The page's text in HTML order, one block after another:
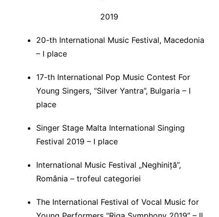
2019
20-th International Music Festival, Macedonia
– I place
17-th International Pop Music Contest For
Young Singers, “Silver Yantra”, Bulgaria – I
place
Singer Stage Malta International Singing
Festival 2019 – I place
International Music Festival „Neghiniță”,
România – trofeul categoriei
The International Festival of Vocal Music for